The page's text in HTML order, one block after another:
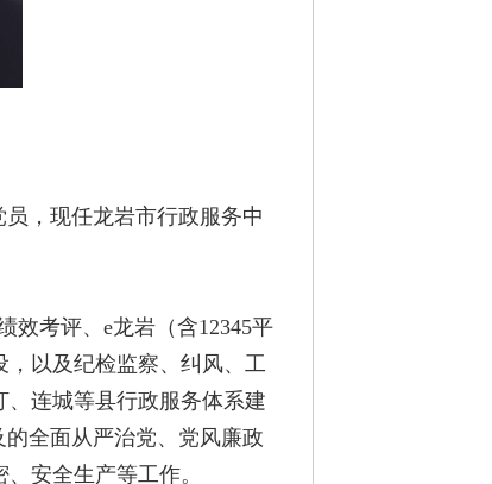
，现任龙岩市行政服务中
考评、e龙岩（含12345平
以及纪检监察、纠风、工
连城等县行政服务体系建
全面从严治党、党风廉政
安全生产等工作。